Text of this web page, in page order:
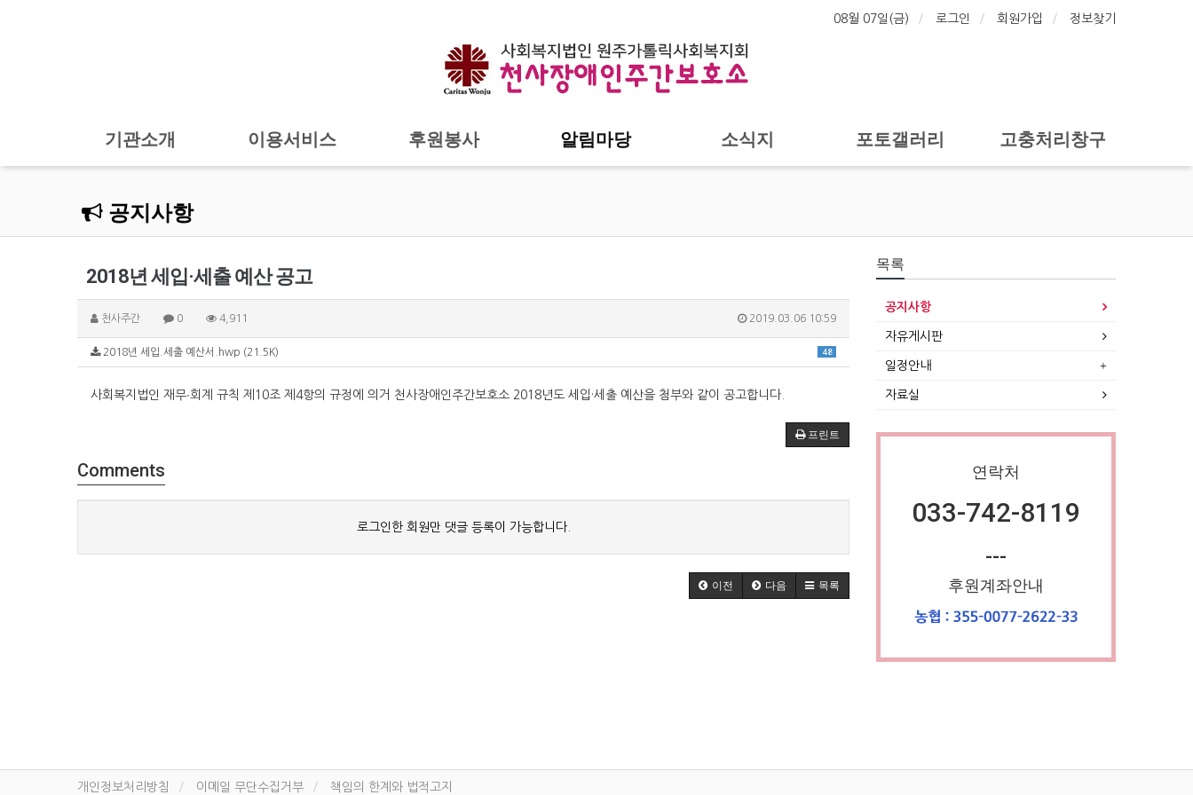
08월 07일(금) 로그인 회원가입 정보찾기
기관소개 이용서비스 후원봉사 알림마당 소식지 포토갤러리 고충처리창구
공지사항
2018년 세입·세출 예산 공고
천사주간 0 4,911 2019.03.06 10:59
48
2018년 세입.세출 예산서.hwp (21.5K)
사회복지법인 재무∙회계 규칙 제10조 제4항의 규정에 의거 천사장애인주간보호소 2018년도 세입·세출 예산을 첨부와 같이 공고합니다.
프린트
Comments
로그인한 회원만 댓글 등록이 가능합니다.
이전 다음 목록
목록
공지사항
자유게시판
일정안내
자료실
연락처
033-742-8119
---
후원계좌안내
개인정보처리방침 이메일 무단수집거부 책임의 한계와 법적고지